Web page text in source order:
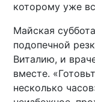
которому уже
Майская
подопечной
Виталию, и
вместе.
несколько